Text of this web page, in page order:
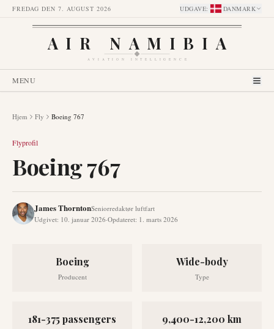
FREDAG DEN 7. AUGUST 2026 UDGAVE: DANMARK
AIR NAMIBIA
AVIATION INTELLIGENCE
MENU
Hjem Fly Boeing 767
Flyprofil
Boeing 767
James ThorntonSeniorredaktør luftfart
Udgivet: 10. januar 2026·Opdateret: 1. marts 2026
Boeing
Producent
Wide-body
Type
181-375 passengers 9,400-12,200 km